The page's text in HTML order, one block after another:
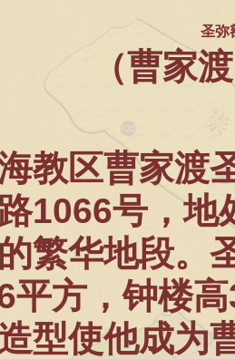
圣弥
（曹家
教区曹家渡
1066号，地
繁华地段。
平方，钟楼高
型使他成为